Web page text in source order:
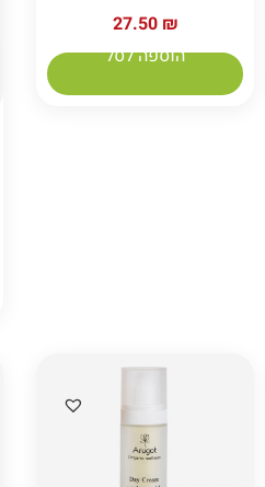
27.50 ₪
הוספה לסל